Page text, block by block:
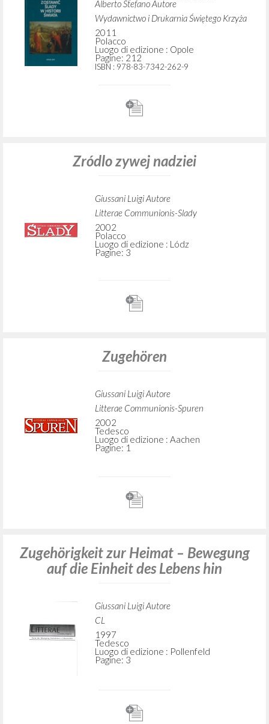
Alberto Stefano Autore
Wydawnictwo i Drukarnia Świętego Krzyża
2011
Polacco
Luogo di edizione : Opole
Pagine: 212
ISBN : 978-83-7342-262-9
Zródlo zywej nadziei
Giussani Luigi Autore
Litterae Communionis-Slady
2002
Polacco
Luogo di edizione : Lódz
Pagine: 3
Zugehören
Giussani Luigi Autore
Litterae Communionis-Spuren
2002
Tedesco
Luogo di edizione : Aachen
Pagine: 1
Zugehörigkeit zur Heimat – Bewegung
auf die Einheit des Lebens hin
Giussani Luigi Autore
CL
1997
Tedesco
Luogo di edizione : Pollenfeld
Pagine: 3